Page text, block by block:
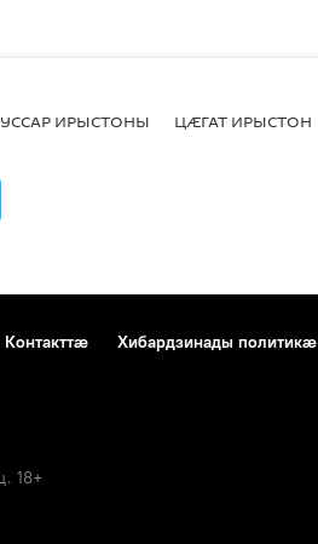
ИРЫСТОНЫ ЦӔГАТ ИРЫСТОН
Контакттӕ Хибардзинады политикæ
18+